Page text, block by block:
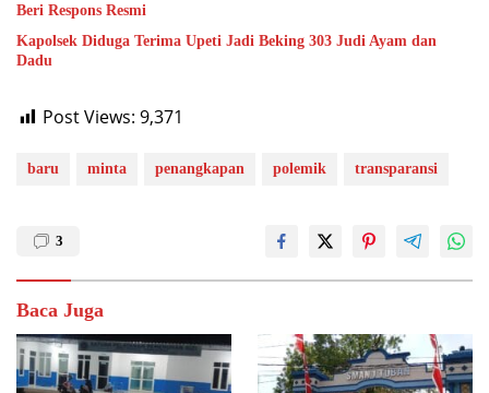
Beri Respons Resmi
Kapolsek Diduga Terima Upeti Jadi Beking 303 Judi Ayam dan
Dadu
Post Views: 9,371
baru minta penangkapan polemik transparansi
3
Baca Juga